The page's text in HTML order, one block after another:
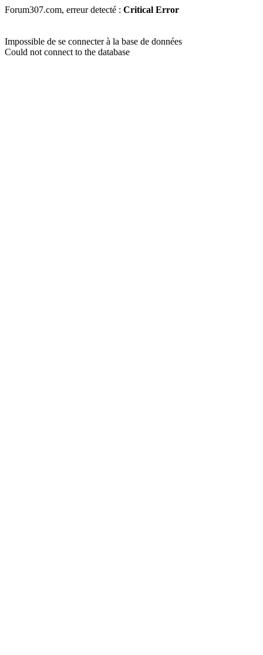
Forum307.com, erreur detecté : Critical Error
Impossible de se connecter à la base de données
Could not connect to the database